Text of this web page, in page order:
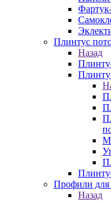
Плинтус
Назад
Профили
Назад